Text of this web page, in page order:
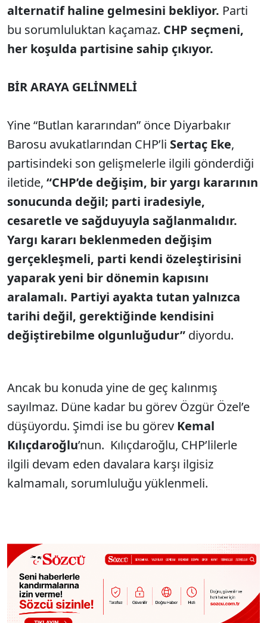
alternatif haline gelmesini bekliyor. Parti
bu sorumluluktan kaçamaz. CHP seçmeni,
her koşulda partisine sahip çıkıyor.
BİR ARAYA GELİNMELİ
Yine “Butlan kararından” önce Diyarbakır
Barosu avukatlarından CHP’li Sertaç Eke,
partisindeki son gelişmelerle ilgili gönderdiği
iletide, “CHP’de değişim, bir yargı kararının
sonucunda değil; parti iradesiyle,
cesaretle ve sağduyuyla sağlanmalıdır.
Yargı kararı beklenmeden değişim
gerçekleşmeli, parti kendi özeleştirisini
yaparak yeni bir dönemin kapısını
aralamalı. Partiyi ayakta tutan yalnızca
tarihi değil, gerektiğinde kendisini
değiştirebilme olgunluğudur” diyordu.
Ancak bu konuda yine de geç kalınmış
sayılmaz. Düne kadar bu görev Özgür Özel’e
düşüyordu. Şimdi ise bu görev Kemal
Kılıçdaroğlu’nun. Kılıçdaroğlu, CHP’lilerle
ilgili devam eden davalara karşı ilgisiz
kalmamalı, sorumluluğu yüklenmeli.